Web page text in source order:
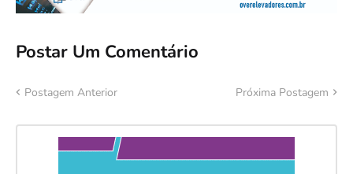
Postar Um Comentário
Postagem Anterior Próxima Postagem